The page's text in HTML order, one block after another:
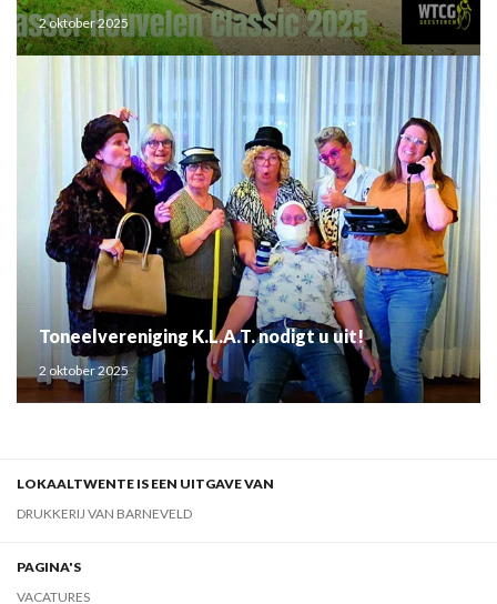
2 oktober 2025
Toneelvereniging K.L.A.T. nodigt u uit!
2 oktober 2025
LOKAALTWENTE IS EEN UITGAVE VAN
DRUKKERIJ VAN BARNEVELD
PAGINA'S
VACATURES